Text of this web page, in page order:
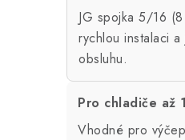
JG spojka 5/16 (8
rychlou instalaci
obsluhu.
Pro chladiče až
Vhodné pro